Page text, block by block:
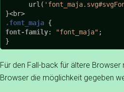
      url(
.font_maja
font-family: "font_maja" ;
Für den Fall-back für ältere
Browser die möglichkeit gegeben